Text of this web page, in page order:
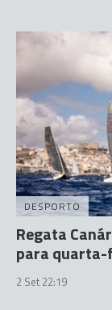
DESPORTO
Regata
para
2 Set 22:19